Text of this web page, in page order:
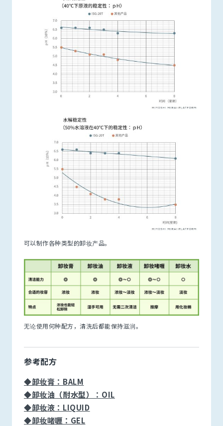
可以制作各种类型的卸妆产品。
无论使用何种配方，清洗后都能保持滋润。
参考配方
◆卸妆膏：BALM
◆卸妆油（耐水型）：OIL
◆卸妆液：LIQUID
◆卸妆啫喱：GEL